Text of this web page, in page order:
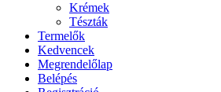
Krémek
Tészták
Termelők
Kedvencek
Megrendelőlap
Belépés